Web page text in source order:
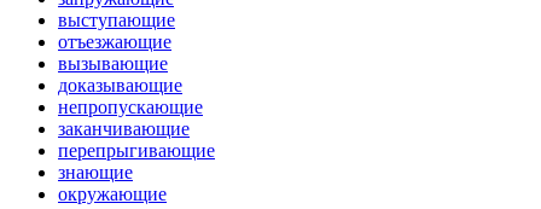
выступающие
отъезжающие
вызывающие
доказывающие
непропускающие
заканчивающие
перепрыгивающие
знающие
окружающие